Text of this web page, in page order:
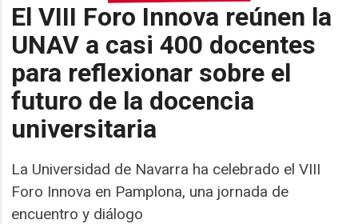
El VIII Foro Innova reúnen la
UNAV a casi 400 docentes
para reflexionar sobre el
futuro de la docencia
universitaria
La Universidad de Navarra ha celebrado el VIII
Foro Innova en Pamplona, una jornada de
encuentro y diálogo